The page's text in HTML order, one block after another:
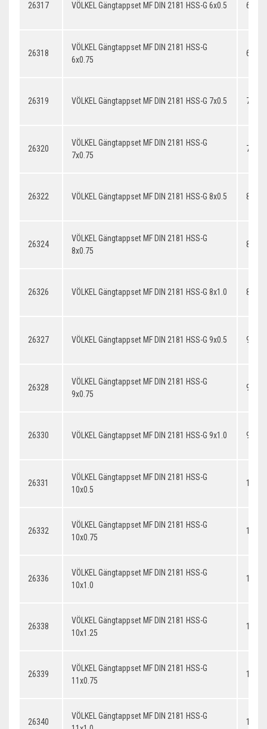
26317 VÖLKEL Gängtappset MF DIN 2181 HSS-G 6x0.5 6x0.5
26318
VÖLKEL Gängtappset MF DIN 2181 HSS-G
6x0.75
26319 VÖLKEL Gängtappset MF DIN 2181 HSS-G 7x0.5 7x0.5
26320
VÖLKEL Gängtappset MF DIN 2181 HSS-G
7x0.75
26322 VÖLKEL Gängtappset MF DIN 2181 HSS-G 8x0.5 8x0.5
26324
VÖLKEL Gängtappset MF DIN 2181 HSS-G
8x0.75
26326 VÖLKEL Gängtappset MF DIN 2181 HSS-G 8x1.0 8x1.0
26327 VÖLKEL Gängtappset MF DIN 2181 HSS-G 9x0.5 9x0.5
26328
VÖLKEL Gängtappset MF DIN 2181 HSS-G
9x0.75
26330 VÖLKEL Gängtappset MF DIN 2181 HSS-G 9x1.0 9x1.0
26331
VÖLKEL Gängtappset MF DIN 2181 HSS-G
10x0.5
26332
VÖLKEL Gängtappset MF DIN 2181 HSS-G
10x0.75
26336
VÖLKEL Gängtappset MF DIN 2181 HSS-G
10x1.0
26338
VÖLKEL Gängtappset MF DIN 2181 HSS-G
10x1.25
26339
VÖLKEL Gängtappset MF DIN 2181 HSS-G
11x0.75
26340
VÖLKEL Gängtappset MF DIN 2181 HSS-G